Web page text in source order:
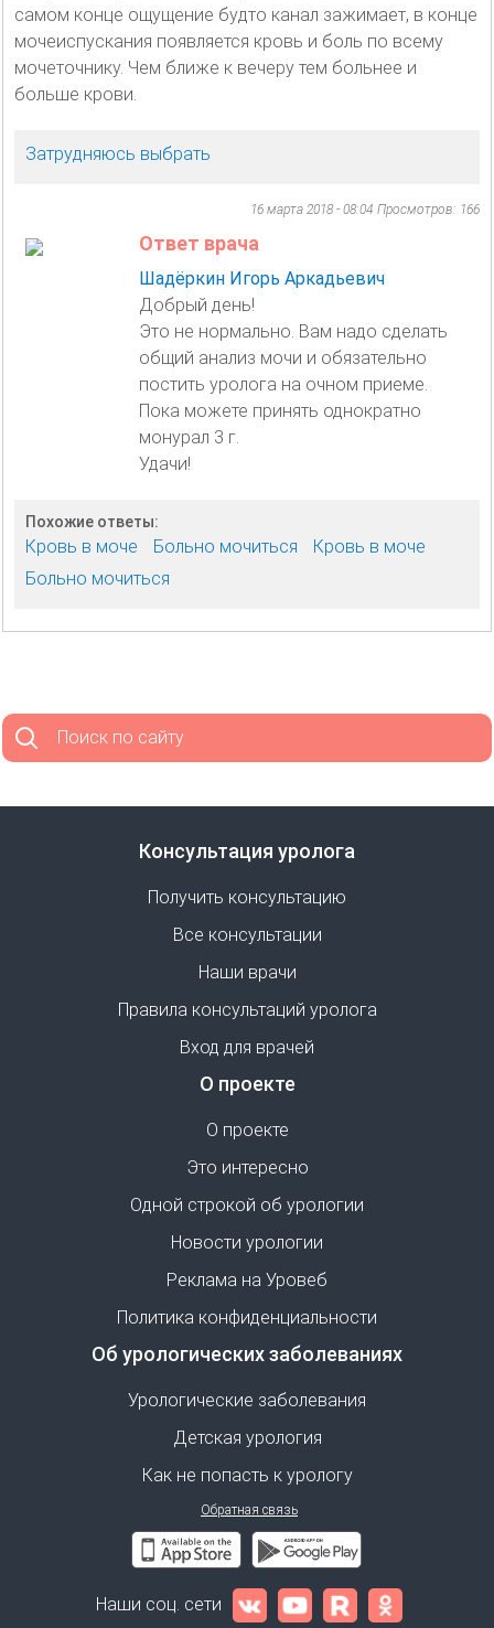
самом конце ощущение будто канал зажимает, в конце
мочеиспускания появляется кровь и боль по всему
мочеточнику. Чем ближе к вечеру тем больнее и
больше крови.
Затрудняюсь выбрать
16 марта 2018 - 08:04 Просмотров: 166
Ответ врача
Шадёркин Игорь Аркадьевич
Добрый день!
Это не нормально. Вам надо сделать
общий анализ мочи и обязательно
постить уролога на очном приеме.
Пока можете принять однократно
монурал 3 г.
Удачи!
Похожие ответы:
Кровь в моче Больно мочиться
Кровь в моче
Больно мочиться
Поиск по сайту
Консультация уролога
Получить консультацию
Все консультации
Наши врачи
Правила консультаций уролога
Вход для врачей
О проекте
О проекте
Это интересно
Одной строкой об урологии
Новости урологии
Реклама на Уровеб
Политика конфиденциальности
Об урологических заболеваниях
Урологические заболевания
Детская урология
Как не попасть к урологу
Обратная связь
Наши соц. сети